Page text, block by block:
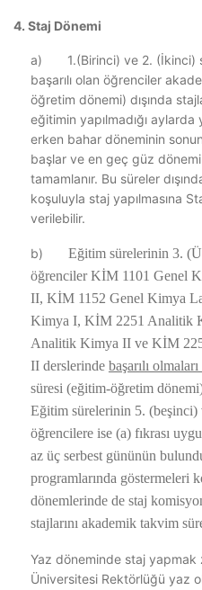
4. Staj Dönemi
a) 1.(Birinci) ve 2. (İkinci)
başarılı olan öğrenciler
öğretim dönemi) dışında
eğitimin yapılmadığı aylarda
erken bahar döneminin
başlar ve en geç güz
tamamlanır. Bu süreler
koşuluyla staj yapılmasına
verilebilir.
b) Eğitim sürelerinin 3.
öğrenciler KİM 1101 Genel
II, KİM 1152 Genel Kimya
Kimya I, KİM 2251 Analitik
Analitik Kimya II ve KİM
II derslerinde başarılı
süresi (eğitim-öğretim dönemi)
Eğitim sürelerinin 5. (beşinci)
öğrencilere ise (a) fıkrası
az üç serbest gününün
programlarında göstermeleri
dönemlerinde de staj
stajlarını akademik takvim
Yaz döneminde staj yapmak
Üniversitesi Rektörlüğü yaz